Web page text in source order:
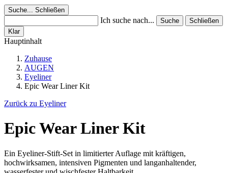
Suche... Schließen
Ich suche nach... Suche
Schließen
Klar
Hauptinhalt
Zuhause
AUGEN
Eyeliner
Epic Wear Liner Kit
Zurück zu Eyeliner
Epic Wear Liner Kit
Ein Eyeliner-Stift-Set in limitierter Auflage mit kräftigen,
hochwirksamen, intensiven Pigmenten und langanhaltender,